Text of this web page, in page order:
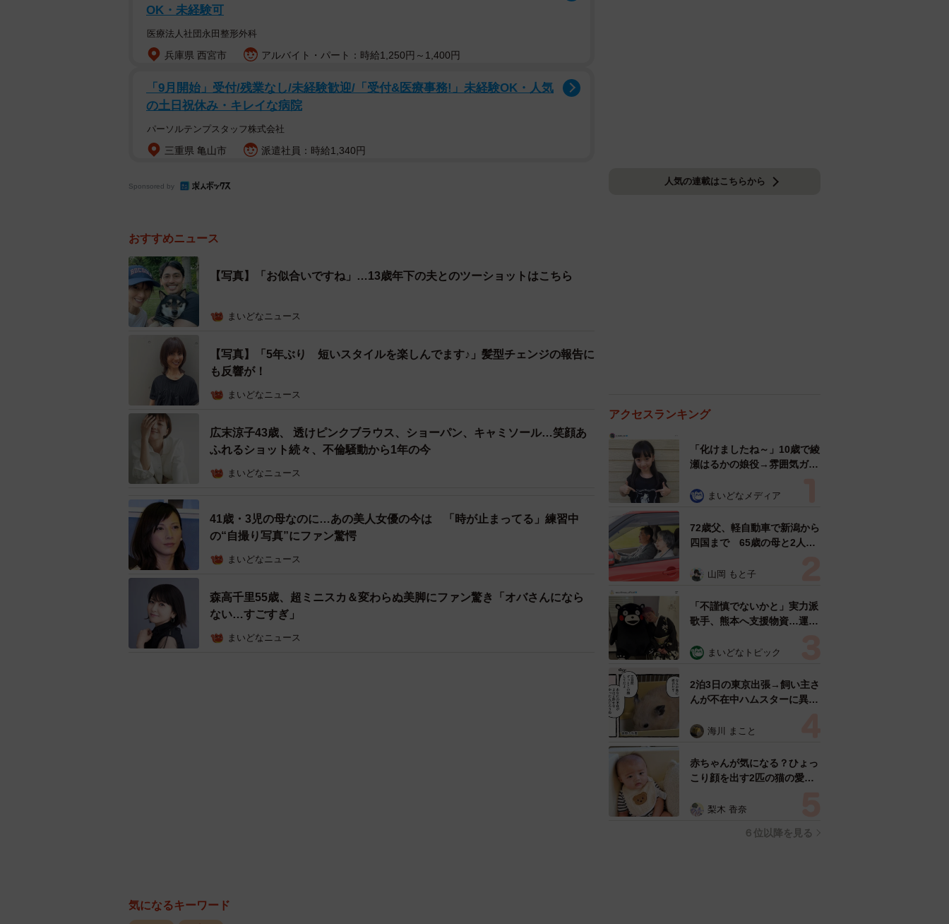
OK・未経験可
医療法人社団永田整形外科
兵庫県 西宮市 アルバイト・パート：時給1,250円～1,400円
「9月開始」受付/残業なし/未経験歓迎/「受付&医療事務!」未経験OK・人気
の土日祝休み・キレイな病院
パーソルテンプスタッフ株式会社
三重県 亀山市 派遣社員：時給1,340円
Sponsored by
おすすめニュース
【写真】「お似合いですね」…13歳年下の夫とのツーショットはこちら
まいどなニュース
【写真】「5年ぶり 短いスタイルを楽しんでます♪」髪型チェンジの報告に
も反響が！
まいどなニュース
広末涼子43歳、 透けピンクブラウス、ショーパン、キャミソール…笑顔あ
ふれるショット続々、不倫騒動から1年の今
まいどなニュース
41歳・3児の母なのに…あの美人女優の今は 「時が止まってる」練習中
の“自撮り写真”にファン驚愕
まいどなニュース
森高千里55歳、超ミニスカ＆変わらぬ美脚にファン驚き「オバさんになら
ない…すごすぎ」
まいどなニュース
気になるキーワード
人気の連載はこちらから
アクセスランキング
「化けましたね～」10歳で綾
瀬はるかの娘役→雰囲気ガラ
雰囲気が」「宝塚に入れそ
まいどなメディア
72歳父、軽自動車で新潟から
四国まで 65歳の母と2人で
憩まで分刻み… 「大学生で
山岡 もと子
「不謹慎でないかと」実力派
歌手、熊本へ支援物資…運搬
めらい 「痛いほど伝わる」
まいどなトピック
2泊3日の東京出張→飼い主さ
んが不在中ハムスターに異
「急に老けた？」【漫画】
海川 まこと
赤ちゃんが気になる？ひょっ
こり顔を出す2匹の猫の愛ら
わいい構図あります？」「ベ
梨木 香奈
６位以降を見る